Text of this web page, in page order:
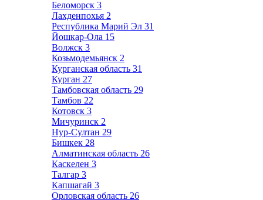
Беломорск 3
Лахденпохья 2
Республика Марий Эл 31
Йошкар-Ола 15
Волжск 3
Козьмодемьянск 2
Курганская область 31
Курган 27
Тамбовская область 29
Тамбов 22
Котовск 3
Мичуринск 2
Нур-Султан 29
Бишкек 28
Алматинская область 26
Каскелен 3
Талгар 3
Капшагай 3
Орловская область 26